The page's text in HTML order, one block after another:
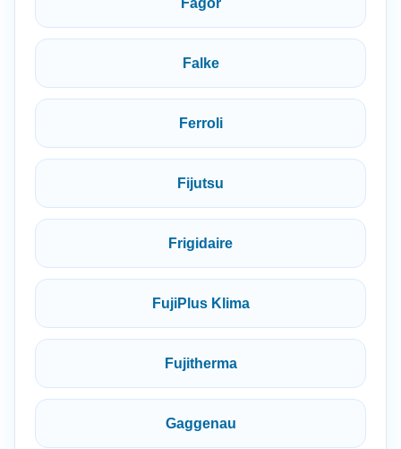
Fagor
Falke
Ferroli
Fijutsu
Frigidaire
FujiPlus Klima
Fujitherma
Gaggenau